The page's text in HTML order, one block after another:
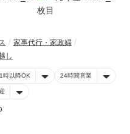
家事代行・家政婦
し
時以降OK 24時間営業